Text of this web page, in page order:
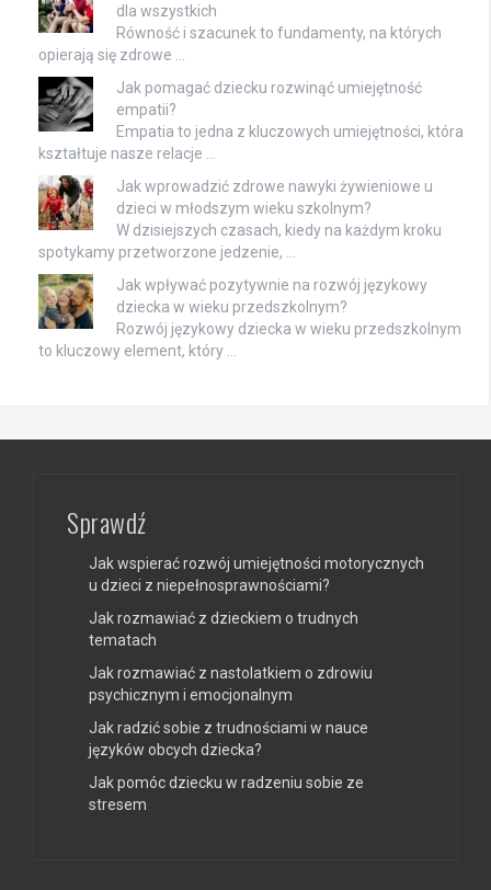
dla wszystkich
Równość i szacunek to fundamenty, na których
opierają się zdrowe …
Jak pomagać dziecku rozwinąć umiejętność
empatii?
Empatia to jedna z kluczowych umiejętności, która
kształtuje nasze relacje …
Jak wprowadzić zdrowe nawyki żywieniowe u
dzieci w młodszym wieku szkolnym?
W dzisiejszych czasach, kiedy na każdym kroku
spotykamy przetworzone jedzenie, …
Jak wpływać pozytywnie na rozwój językowy
dziecka w wieku przedszkolnym?
Rozwój językowy dziecka w wieku przedszkolnym
to kluczowy element, który …
Sprawdź
Jak wspierać rozwój umiejętności motorycznych
u dzieci z niepełnosprawnościami?
Jak rozmawiać z dzieckiem o trudnych
tematach
Jak rozmawiać z nastolatkiem o zdrowiu
psychicznym i emocjonalnym
Jak radzić sobie z trudnościami w nauce
języków obcych dziecka?
Jak pomóc dziecku w radzeniu sobie ze
stresem